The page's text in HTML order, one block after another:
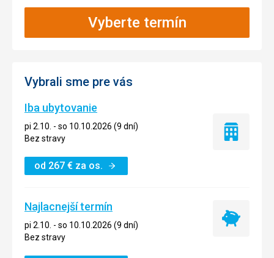
Vyberte termín
Vybrali sme pre vás
Iba ubytovanie
pi 2.10. - so 10.10.2026 (9 dní)
Bez stravy
od 267 € za os.
Iba
Najlacnejší termín
pi 2.10. - so 10.10.2026 (9 dní)
Bez stravy
Najlacnejší